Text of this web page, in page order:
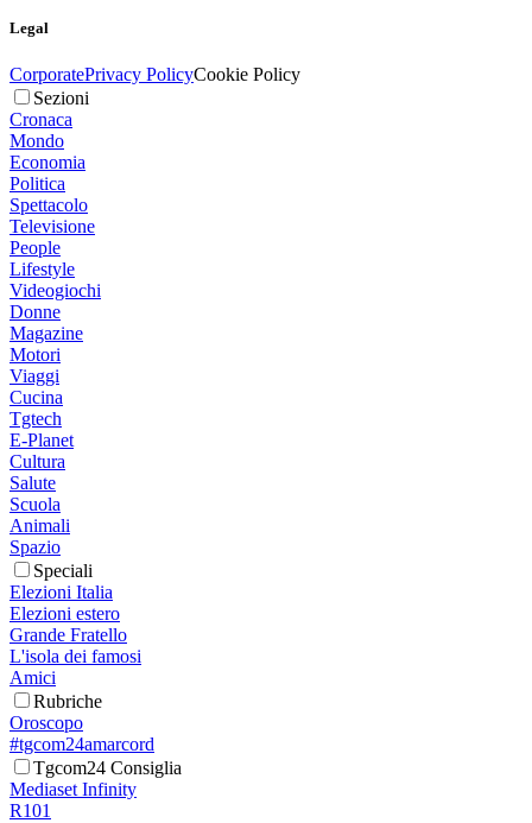
Legal
CorporatePrivacy PolicyCookie Policy
Sezioni
Cronaca
Mondo
Economia
Politica
Spettacolo
Televisione
People
Lifestyle
Videogiochi
Donne
Magazine
Motori
Viaggi
Cucina
Tgtech
E-Planet
Cultura
Salute
Scuola
Animali
Spazio
Speciali
Elezioni Italia
Elezioni estero
Grande Fratello
L'isola dei famosi
Amici
Rubriche
Oroscopo
#tgcom24amarcord
Tgcom24 Consiglia
Mediaset Infinity
R101